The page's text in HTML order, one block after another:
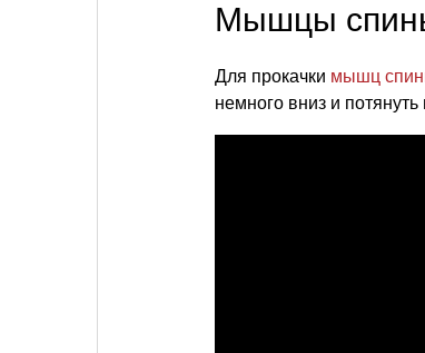
Мышцы
Для прокачки мышц
немного вниз и потянуть